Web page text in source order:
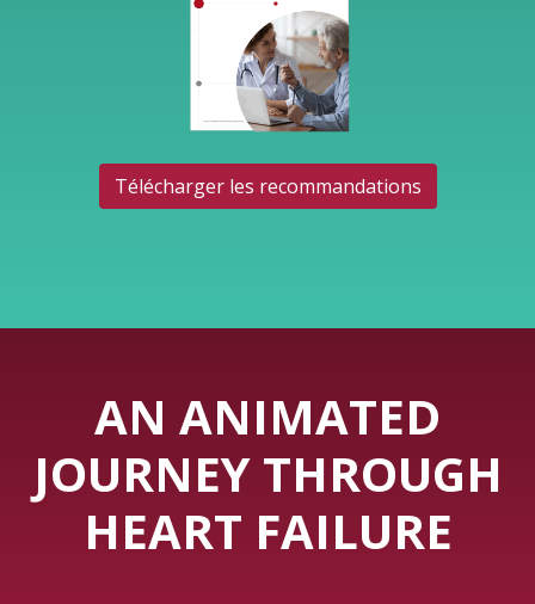
Télécharger les recommandations
AN ANIMATED
JOURNEY THROUGH
HEART FAILURE